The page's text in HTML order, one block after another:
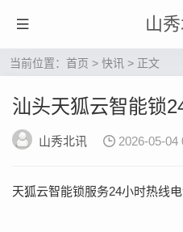
山
当前位置： 首页 > 快讯 > 正文
汕头天狐云智能锁
山秀北讯 2026-05-04
天狐云智能锁服务24小时热线